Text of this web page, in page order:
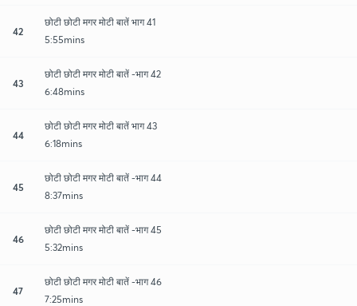
42
छोटी छोटी मगर मोटी बातें भाग 41
5:55mins
43
छोटी छोटी मगर मोटी बातें -भाग 42
6:48mins
44
छोटी छोटी मगर मोटी बातें भाग 43
6:18mins
45
छोटी छोटी मगर मोटी बातें -भाग 44
8:37mins
46
छोटी छोटी मगर मोटी बातें -भाग 45
5:32mins
47
छोटी छोटी मगर मोटी बातें -भाग 46
7:25mins